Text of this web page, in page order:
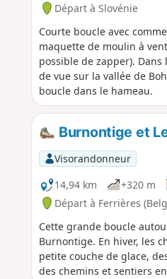
Départ à Slovénie
Courte boucle avec
maquette de moulin à
possible de zapper).
de vue sur la vallée de
boucle dans le hameau.
Burnontige et
Visorandonneur
14,94 km
+320 m
Départ à Ferrières
Cette grande boucle
Burnontige. En hiver, les
petite couche de glace,
des chemins et sentiers